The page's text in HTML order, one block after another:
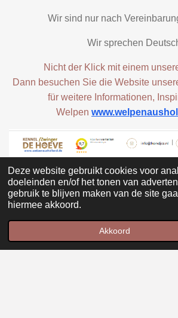
Deze website gebruikt cookies voor
doeleinden en/of het tonen van
gebruik te blijven maken van de site
hiermee akkoord.
Akkoord
Wir sind nur nach
Wir sprechen
Nicht der Klick mit einem
Dann besuchen Sie die Website
für weitere Informationen,
Welpen
Telefoonnummer